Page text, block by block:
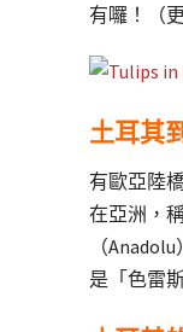
有囉！（
土耳其
有歐亞陸
在亞洲，
（
是「色雷